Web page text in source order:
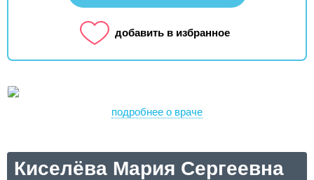
добавить в избранное
подробнее о враче
Киселёва Мария Сергеевна